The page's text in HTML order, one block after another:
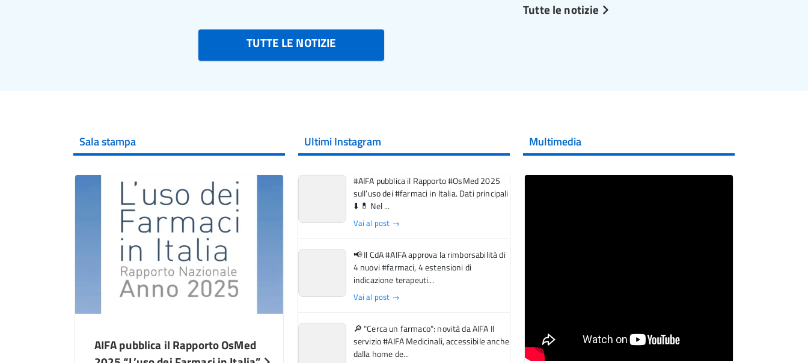
TUTTE LE NOTIZIE
Tutte le notizie
Sala stampa
AIFA pubblica il Rapporto OsMed
Ultimi Instagram
#AIFA pubblica il Rapporto #OsMed 2025
sull’uso dei #farmaci in Italia. Dati principali
⬇️ 💊 Nel ...
Vai al post →
📢 Il CdA #AIFA approva la rimborsabilità di
4 nuovi #farmaci, 4 estensioni di
indicazione terapeuti...
Vai al post →
🔎 "Cerca un farmaco": novità da AIFA Il
servizio #AIFA Medicinali, accessibile anche
dalla home de...
Multimedia